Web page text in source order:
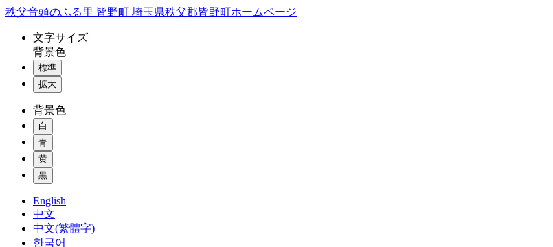
コ
秩父音頭のふる里 皆野町 埼玉県秩父郡皆野町ホームページ
文字サイズ
背景色
標準
拡大
背景色
白
青
黄
黒
English
中文
中文(繁體字)
한국어